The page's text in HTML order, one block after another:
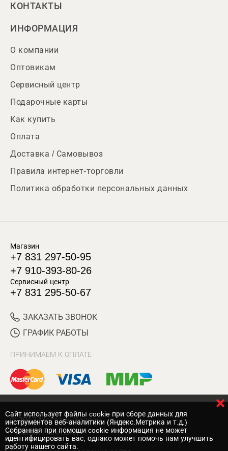
КОНТАКТЫ
ИНФОРМАЦИЯ
О компании
Оптовикам
Сервисный центр
Подарочные карты
Как купить
Оплата
Доставка / Самовывоз
Правила интернет-торговли
Политика обработки персональных данных
Магазин
+7 831 297-50-95
+7 910-393-80-26
Сервисный центр
+7 831 295-50-67
ЗАКАЗАТЬ ЗВОНОК
ГРАФИК РАБОТЫ
ПРИНИМАЕМ К ОПЛАТЕ
© 2017 Магазин Хозяин
Нижний Новгород
Cайт использует файлы cookie при сборе данных для
инструментов веб-аналитики (Яндекс.Метрика и т.д.)
Собранная при помощи cookie информация не может
идентифицировать вас, однако может помочь нам улучшить
работу нашего сайта.